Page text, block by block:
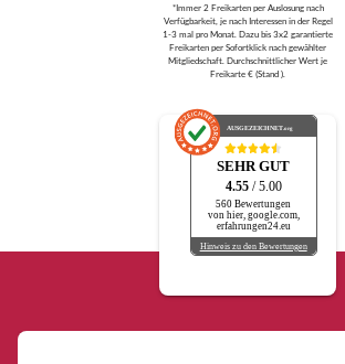
*Immer 2 Freikarten per Auslosung nach
Verfügbarkeit, je nach Interessen in der Regel
1-3 mal pro Monat. Dazu bis 3x2 garantierte
Freikarten per Sofortklick nach gewählter
Mitgliedschaft. Durchschnittlicher Wert je
Freikarte € (Stand ).
AUSGEZEICHNET.org
SEHR GUT
4.55 / 5.00
560 Bewertungen
von hier, google.com,
erfahrungen24.eu
Hinweis zu den Bewertungen